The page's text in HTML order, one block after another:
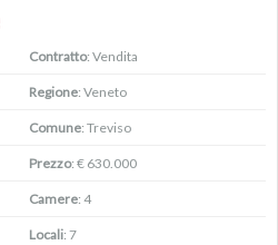
Contratto: Vendita
Regione: Veneto
Comune: Treviso
Prezzo: € 630.000
Camere: 4
Locali: 7